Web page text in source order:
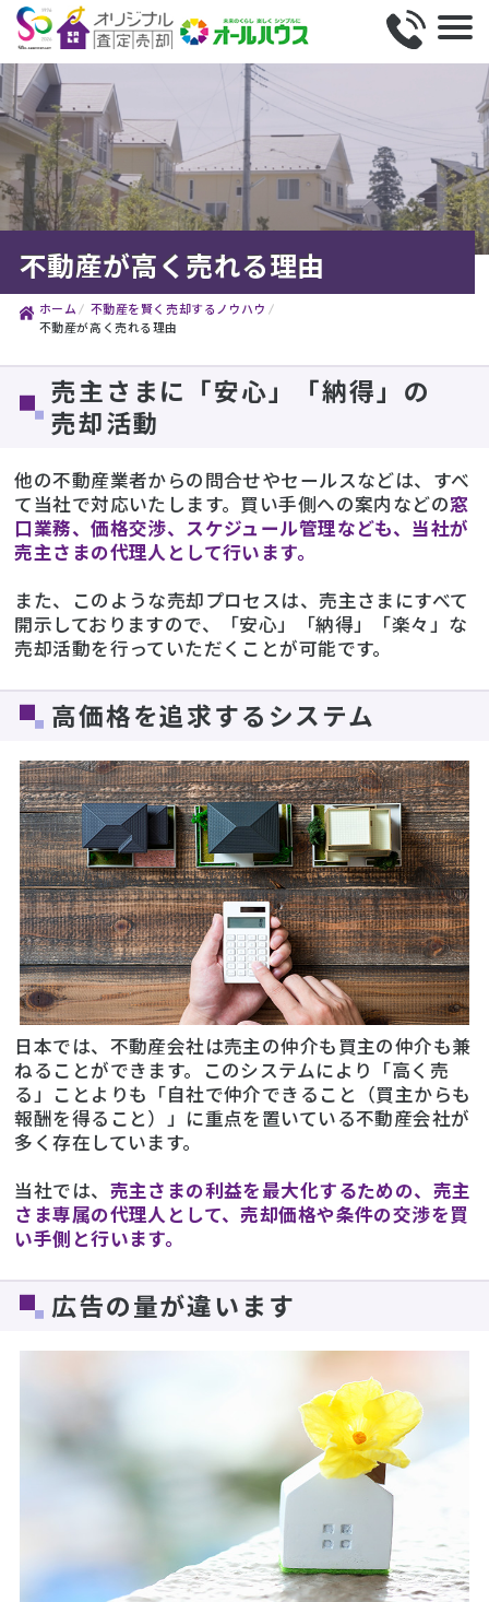
不動産が高く売れる理由
ホーム
不動産を賢く売却するノウハウ
不動産が高く売れる理由
売主さまに「安心」「納得」の
売却活動
他の不動産業者からの問合せやセールスなどは、すべ
て当社で対応いたします。買い手側への案内などの窓
口業務、価格交渉、スケジュール管理なども、当社が
売主さまの代理人として行います。
また、このような売却プロセスは、売主さまにすべて
開示しておりますので、「安心」「納得」「楽々」な
売却活動を行っていただくことが可能です。
高価格を追求するシステム
日本では、不動産会社は売主の仲介も買主の仲介も兼
ねることができます。このシステムにより「高く売
る」ことよりも「自社で仲介できること（買主からも
報酬を得ること）」に重点を置いている不動産会社が
多く存在しています。
当社では、 売主さまの利益を最大化するための、売主
さま専属の代理人として、売却価格や条件の交渉を買
い手側と行います。
広告の量が違います